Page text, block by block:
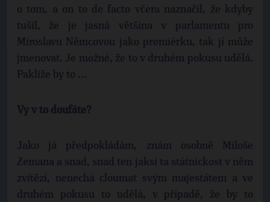
o tom, a on to de facto včera naznačil, že kdyby
tušil, že je jasná většina v parlamentu pro
Miroslavu Němcovou jako premiérku, tak jí může
jmenovat. Je možné, že to v druhém pokusu udělá.
Pakliže by to ...
Vy v to doufáte?
Jako já předpokládám, znám osobně Miloše
Zemana a snad, snad ten jaksi ta státnickost v něm
zvítězí, nenechá cloumat svým majestátem a ve
druhém pokusu to udělá, v případě, že by to